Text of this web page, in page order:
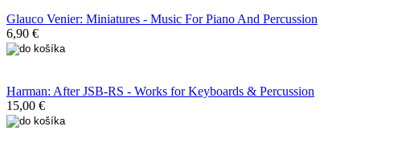
Glauco Venier: Miniatures - Music For Piano And Percussion
6,90 €
Harman: After JSB-RS - Works for Keyboards & Percussion
15,00 €